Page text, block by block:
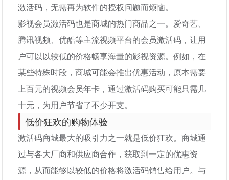
激活码，无需再为软件的授权问题而烦恼。
影视会员激活码也是商城的热门商品之一。爱奇艺、
腾讯视频、优酷等主流视频平台的会员激活码，让用
户可以以较低的价格畅享海量的影视资源。例如，在
某些特殊时段，商城可能会推出优惠活动，原本需要
上百元的视频会员年卡，通过激活码购买可能只需几
十元，为用户节省了不少开支。
低价狂欢的购物体验
激活码商城最大的吸引力之一就是低价狂欢。商城通
过与各大厂商和供应商合作，获取到一定的优惠资
源，从而能够以较低的价格将激活码销售给用户。与